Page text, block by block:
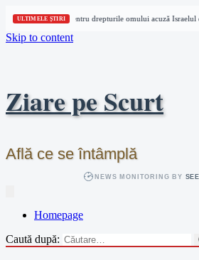
ULTIMELE ȘTIRI
Trei organizații pentru drepturile omului acuză Israelul
Skip to content
Ziare pe Scurt
Află ce se întâmplă
NEWS MONITORING BY
Homepage
Caută după: